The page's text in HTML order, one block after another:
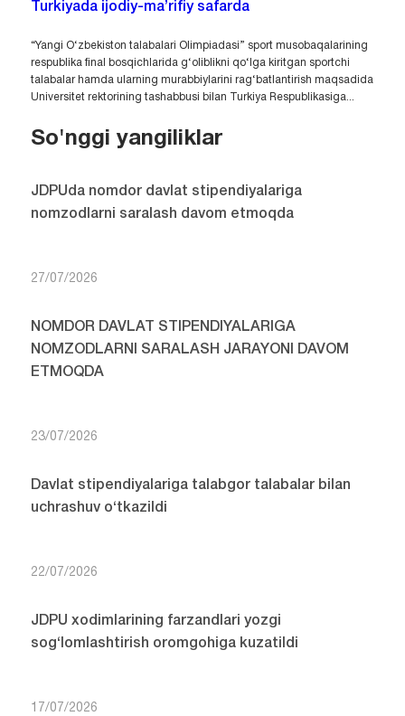
Turkiyada ijodiy-ma’rifiy safarda
“Yangi O‘zbekiston talabalari Olimpiadasi” sport musobaqalarining
respublika final bosqichlarida g‘oliblikni qo‘lga kiritgan sportchi
talabalar hamda ularning murabbiylarini rag‘batlantirish maqsadida
Universitet rektorining tashabbusi bilan Turkiya Respublikasiga...
So'nggi yangiliklar
JDPUda nomdor davlat stipendiyalariga
nomzodlarni saralash davom etmoqda
27/07/2026
NOMDOR DAVLAT STIPENDIYALARIGA
NOMZODLARNI SARALASH JARAYONI DAVOM
ETMOQDA
23/07/2026
Davlat stipendiyalariga talabgor talabalar bilan
uchrashuv o‘tkazildi
22/07/2026
JDPU xodimlarining farzandlari yozgi
sog‘lomlashtirish oromgohiga kuzatildi
17/07/2026